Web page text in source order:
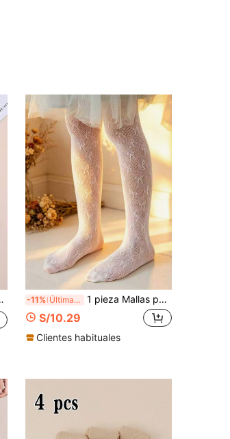
-11% Últimas 3 hrs 1 pieza Mallas para mujer/infante Primavera/Verano, Estilo elegante y dulce de princesa con diseño de lazo hueco, Pantalones de unicolor clásico minimalista de moda transpirable y versátil, Mallas de baile cómodas transpirables suaves y amigables con la piel, Adecuado para Fiesta/Reunión/Regalo de vacaciones/Vuelta a la escuela/Viaje/Deportes al aire libre/Uso diario/Día de San Valentín
S/10.29
Clientes habituales